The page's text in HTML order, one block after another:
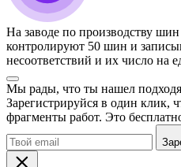
На заводе по производству
контролируют 50 шин и
несоответствий и их число на
Мы рады, что ты нашел
Зарегистрируйся в один клик,
фрагменты работ. Это